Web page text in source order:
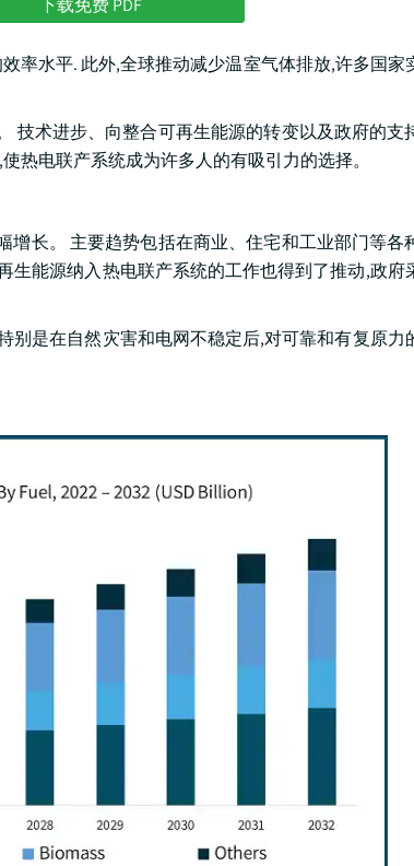
率水平. 此外,全球推动减少温室气体排放,许多国家
技术进步、向整合可再生能源的转变以及政府的支
热电联产系统成为许多人的有吸引力的选择。
长。 主要趋势包括在商业、住宅和工业部门等各
能源纳入热电联产系统的工作也得到了推动,政府
别是在自然灾害和电网不稳定后,对可靠和有复原力